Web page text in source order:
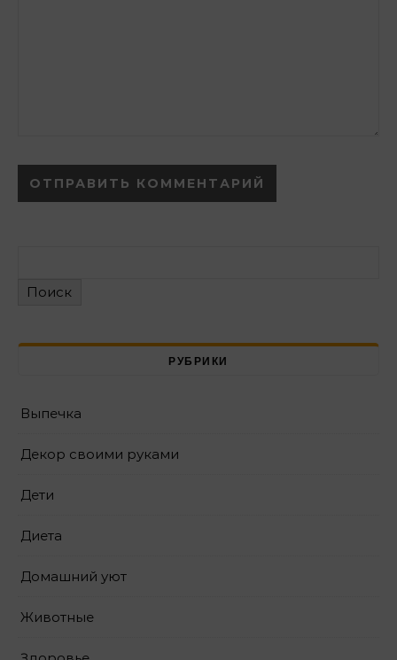
Поиск
РУБРИКИ
Выпечка
Декор своими руками
Дети
Диета
Домашний уют
Животные